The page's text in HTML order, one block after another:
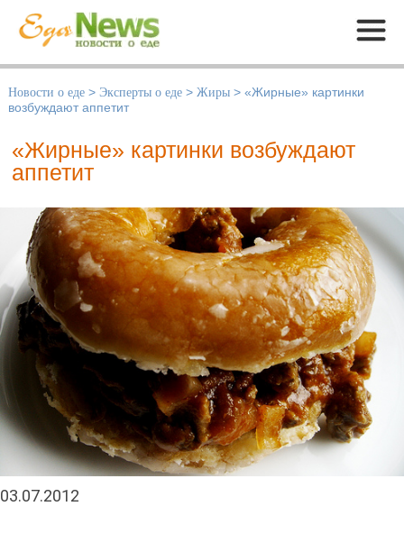
Меню
Новости о еде > Эксперты о еде > Жиры > «Жирные» картинки
возбуждают аппетит
«Жирные» картинки возбуждают
аппетит
03.07.2012